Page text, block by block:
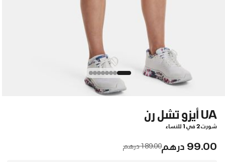
UA أيزو تشل رن
شورت 2 في 1 للنساء
99.00 درهم Price reduced from
189.00 درهم to